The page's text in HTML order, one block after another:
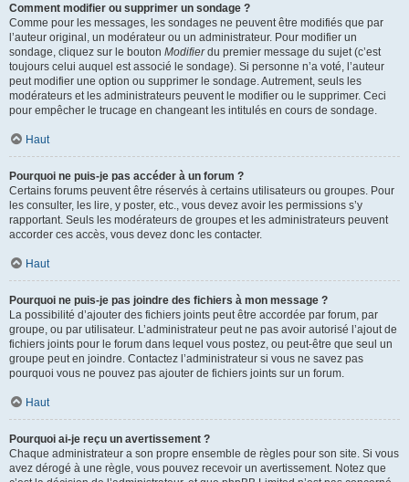
Comment modifier ou supprimer un sondage ?
Comme pour les messages, les sondages ne peuvent être modifiés que par
l’auteur original, un modérateur ou un administrateur. Pour modifier un
sondage, cliquez sur le bouton Modifierdu premier message du sujet (c’est
toujours celui auquel est associé le sondage). Si personne n’a voté, l’auteur
peut modifier une option ou supprimer le sondage. Autrement, seuls les
modérateurs et les administrateurs peuvent le modifier ou le supprimer. Ceci
pour empêcher le trucage en changeant les intitulés en cours de sondage.
Haut
Pourquoi ne puis-je pas accéder à un forum ?
Certains forums peuvent être réservés à certains utilisateurs ou groupes. Pour
les consulter, les lire, y poster, etc., vous devez avoir les permissions s’y
rapportant. Seuls les modérateurs de groupes et les administrateurs peuvent
accorder ces accès, vous devez donc les contacter.
Haut
Pourquoi ne puis-je pas joindre des fichiers à mon message ?
La possibilité d’ajouter des fichiers joints peut être accordée par forum, par
groupe, ou par utilisateur. L’administrateur peut ne pas avoir autorisé l’ajout de
fichiers joints pour le forum dans lequel vous postez, ou peut-être que seul un
groupe peut en joindre. Contactez l’administrateur si vous ne savez pas
pourquoi vous ne pouvez pas ajouter de fichiers joints sur un forum.
Haut
Pourquoi ai-je reçu un avertissement ?
Chaque administrateur a son propre ensemble de règles pour son site. Si vous
avez dérogé à une règle, vous pouvez recevoir un avertissement. Notez que